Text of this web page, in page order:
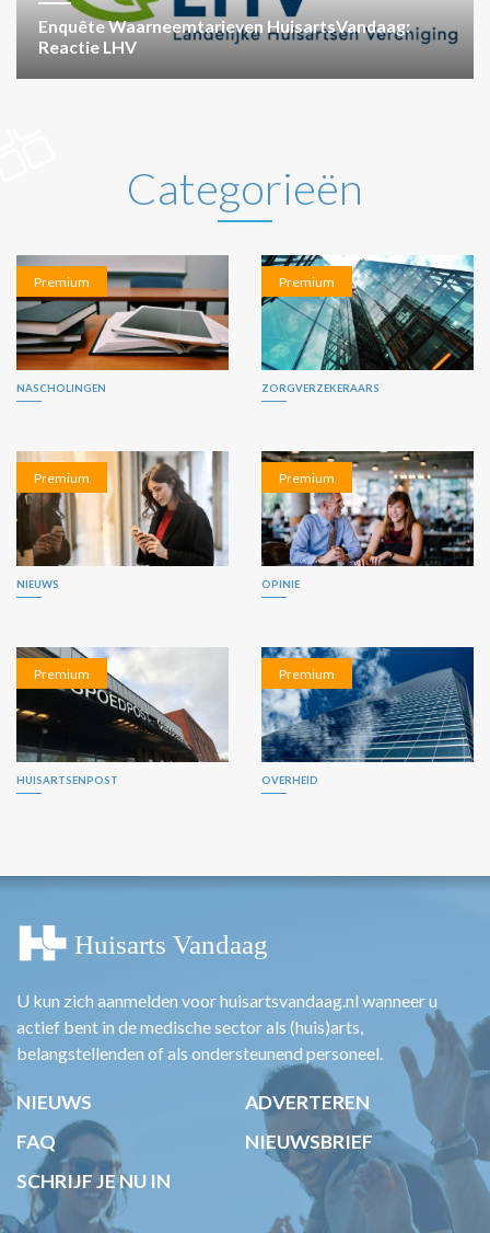
Enquête Waarneemtarieven HuisartsVandaag:
Reactie LHV
Categorieën
Premium
NASCHOLINGEN
Premium
ZORGVERZEKERAARS
Premium
NIEUWS
Premium
OPINIE
Premium
HUISARTSENPOST
Premium
OVERHEID
U kun zich aanmelden voor huisartsvandaag.nl wanneer u
actief bent in de medische sector als (huis)arts,
belangstellenden of als ondersteunend personeel.
NIEUWS
ADVERTEREN
FAQ
NIEUWSBRIEF
SCHRIJF JE NU IN